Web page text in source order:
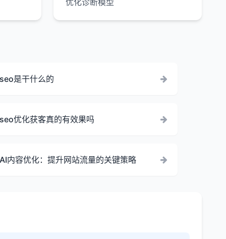
优化诊断模型
是干什么的
优化获客真的有效果吗
内容优化：提升网站流量的关键策略